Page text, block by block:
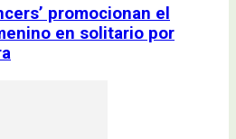
promocionan el
en solitario por